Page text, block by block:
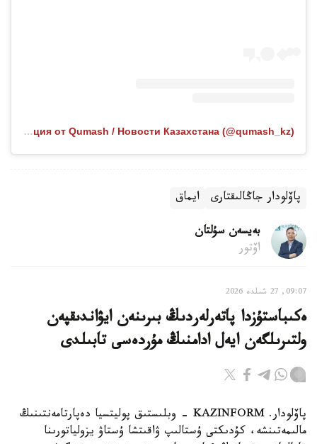
Публикация от Qumash / Новости Казахстана (@qumash_kz)
پاۆلودار جاڭالىقتارى ايماق
بەيسەن سۇلتان
اۆتور
09:07, 27 شىلدە 2026
ەكىباستۇزدا پاتەرلەردىڭ بىرىنەن ايۋاندىقپەن
ولتىرىلگەن ايەل ادامنىڭ مۇردەسى تابىلدى
پاۆلودار. KAZINFORM - وبلىستىق پوليتسيا دەپارتامەنتىنىڭ
مالىمەتىنشە، كۇدىكتى ۇستالىپ ۋاقىتشا ۇستاۋ يزولياتورىنا